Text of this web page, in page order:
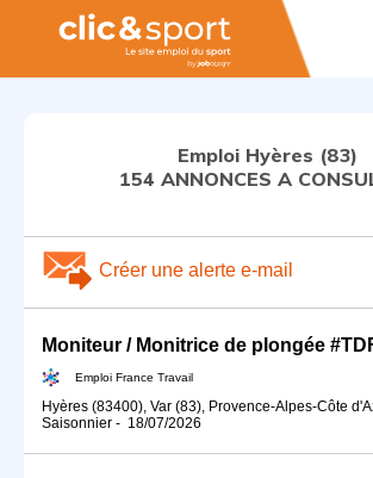
Emploi Hyères (83)
154 ANNONCES A
Créer une alerte e-mail
Emploi France Travail
Hyères (83400), Var (83), Provence-Alpes-Côte
Saisonnier - 18/07/2026